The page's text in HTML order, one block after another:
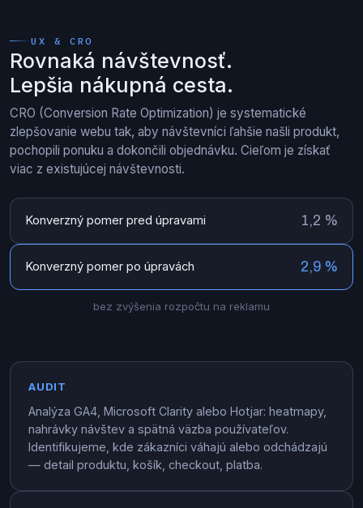
UX & CRO
Rovnaká návštevnosť.
Lepšia nákupná cesta.
CRO (Conversion Rate Optimization) je systematické
zlepšovanie webu tak, aby návštevníci ľahšie našli produkt,
pochopili ponuku a dokončili objednávku. Cieľom je získať
viac z existujúcej návštevnosti.
Konverzný pomer pred úpravami 1,2 %
Konverzný pomer po úpravách 2,9 %
bez zvýšenia rozpočtu na reklamu
AUDIT
Analýza GA4, Microsoft Clarity alebo Hotjar: heatmapy,
nahrávky návštev a spätná väzba používateľov.
Identifikujeme, kde zákazníci váhajú alebo odchádzajú
— detail produktu, košík, checkout, platba.